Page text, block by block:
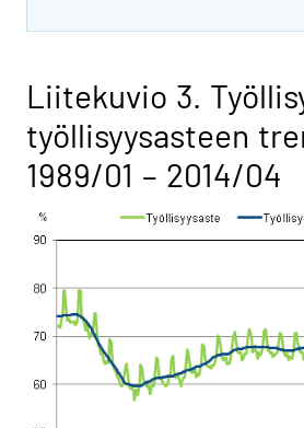
Liitekuvio 3.
työllisyysasteen
1989/01 – 2014/04